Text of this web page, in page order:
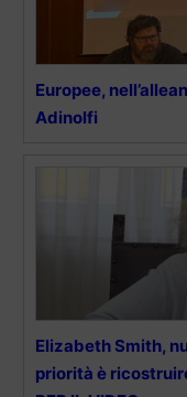
Europee,
Adinolfi
Elizabeth Smith,
priorità è